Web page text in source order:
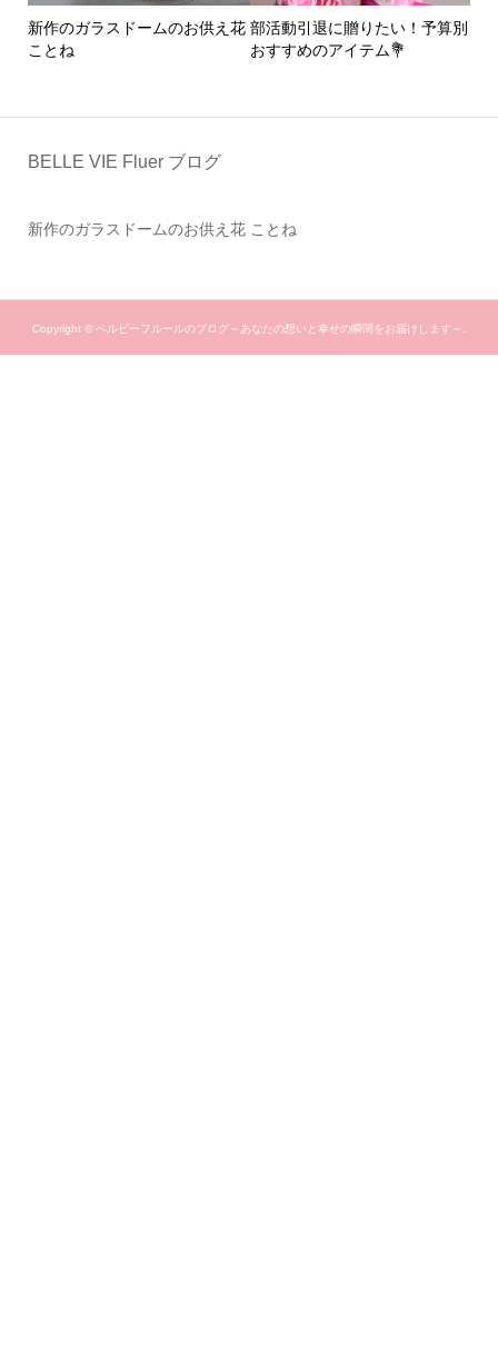
新作のガラスドームのお供え花
ことね
部活動引退に贈りたい！予算別
おすすめのアイテム💐
BELLE VIE Fluer ブログ
新作のガラスドームのお供え花 ことね
Copyright © ベルビーフルールのブログ～あなたの想いと幸せの瞬間をお届けします～.